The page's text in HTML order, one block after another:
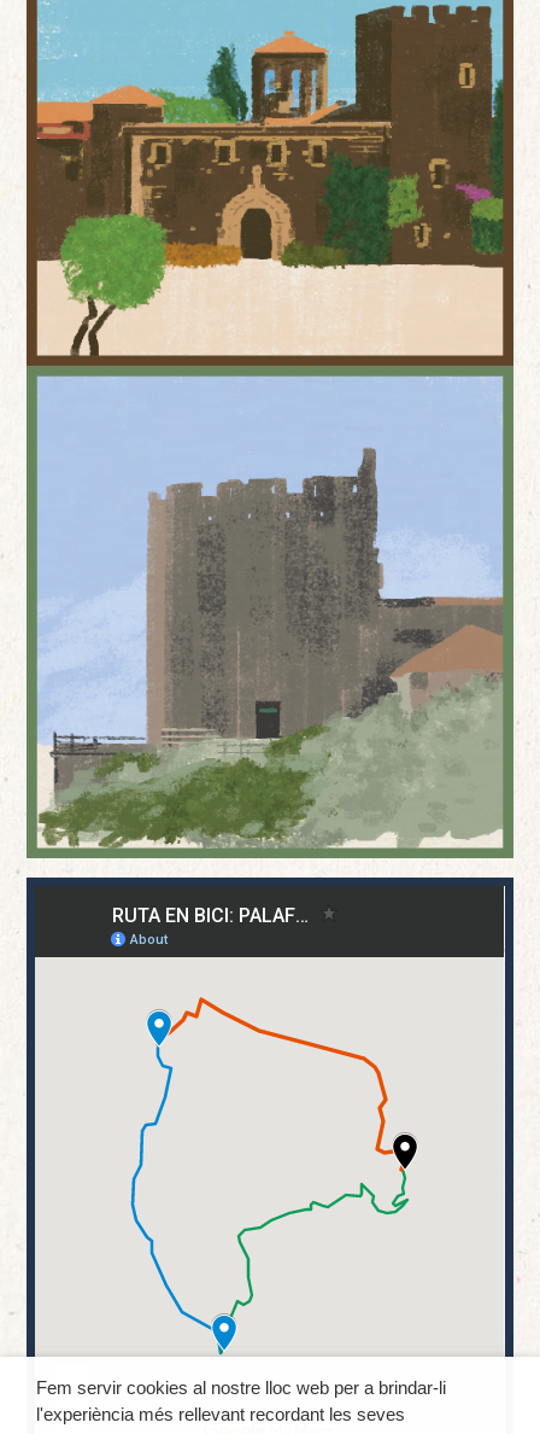
Fem servir cookies al nostre lloc web per a brindar-li
l'experiència més rellevant recordant les seves